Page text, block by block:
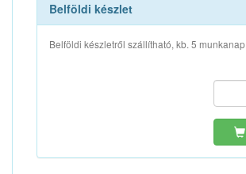
Belföldi készlet
Belföldi készletről szállítható, kb. 5 munkanap